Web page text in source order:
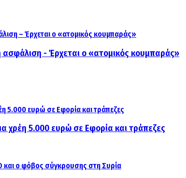
- Έρχεται ο «ατομικός κουμπαράς»
χρέη 5.000 ευρώ σε Εφορία και τράπεζες